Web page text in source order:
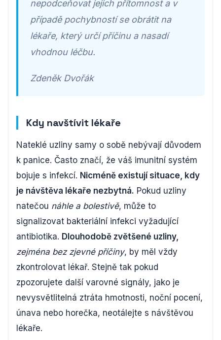
nepodceňovat jejich přítomnost a v
případě pochybností se obrátit na
lékaře, který určí příčinu a nasadí
vhodnou léčbu.
Zdeněk Dvořák
Kdy navštívit lékaře
Nateklé uzliny samy o sobě nebývají důvodem
k panice. Často značí, že váš imunitní systém
bojuje s infekcí. Nicméně existují situace, kdy
je návštěva lékaře nezbytná. Pokud uzliny
natečou náhle a bolestivě, může to
signalizovat bakteriální infekci vyžadující
antibiotika. Dlouhodobě zvětšené uzliny,
zejména bez zjevné příčiny, by měl vždy
zkontrolovat lékař. Stejně tak pokud
zpozorujete další varovné signály, jako je
nevysvětlitelná ztráta hmotnosti, noční pocení,
únava nebo horečka, neotálejte s návštěvou
lékaře.